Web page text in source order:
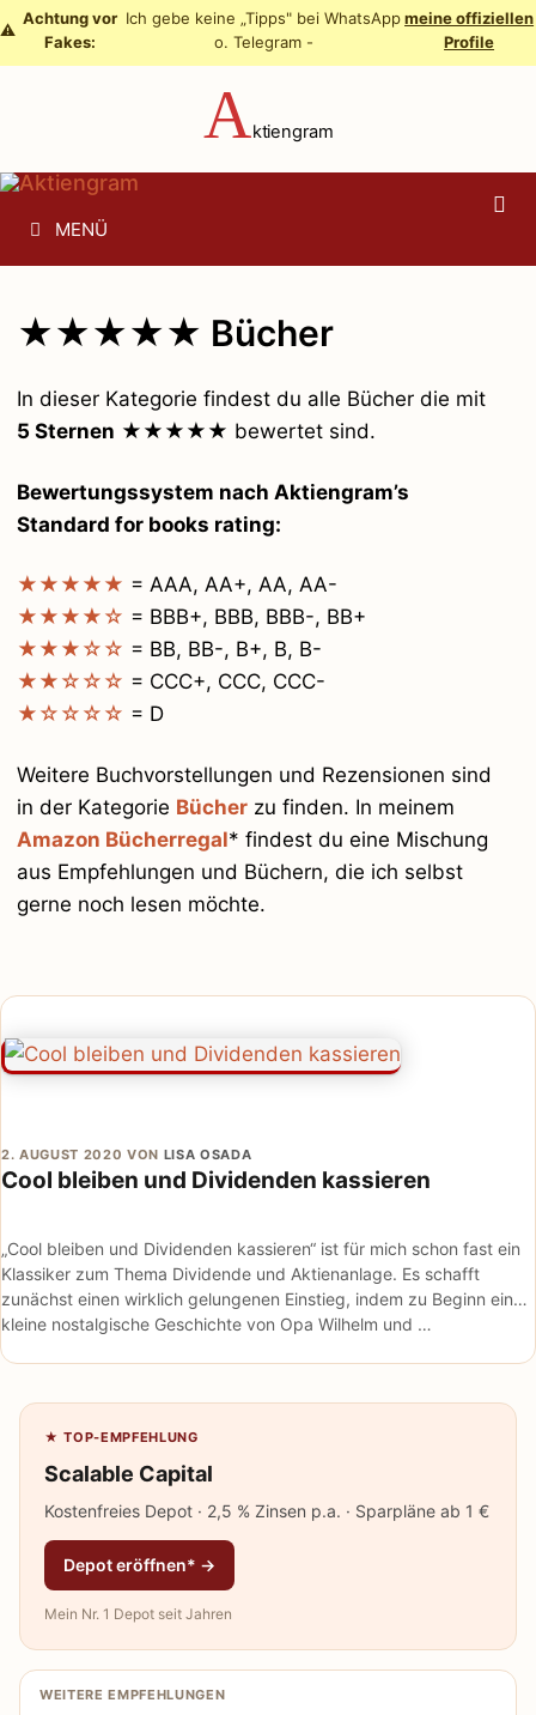
Zum
Inhalt
⚠️
Achtung vor
Fakes:
Ich gebe keine „Tipps" bei WhatsApp
o. Telegram -
meine offiziellen
Profile
Aktiengram
MENÜ
★★★★★ Bücher
In dieser Kategorie findest du alle Bücher die mit
5 Sternen ★★★★★ bewertet sind.
Bewertungssystem nach Aktiengram’s
Standard for books rating:
★★★★★ = AAA, AA+, AA, AA-
★★★★☆ = BBB+, BBB, BBB-, BB+
★★★☆☆ = BB, BB-, B+, B, B-
★★☆☆☆ = CCC+, CCC, CCC-
★☆☆☆☆ = D
Weitere Buchvorstellungen und Rezensionen sind
in der Kategorie Bücher zu finden. In meinem
Amazon Bücherregal* findest du eine Mischung
aus Empfehlungen und Büchern, die ich selbst
gerne noch lesen möchte.
Cool bleiben und Dividenden kassieren
2. AUGUST 2020 VON LISA OSADA
„Cool bleiben und Dividenden kassieren“ ist für mich schon fast ein
Klassiker zum Thema Dividende und Aktienanlage. Es schafft
zunächst einen wirklich gelungenen Einstieg, indem zu Beginn eine
kleine nostalgische Geschichte von Opa Wilhelm und …
★ TOP-EMPFEHLUNG
Scalable Capital
Kostenfreies Depot · 2,5 % Zinsen p.a. · Sparpläne ab 1 €
Depot eröffnen* →
Mein Nr. 1 Depot seit Jahren
WEITERE EMPFEHLUNGEN